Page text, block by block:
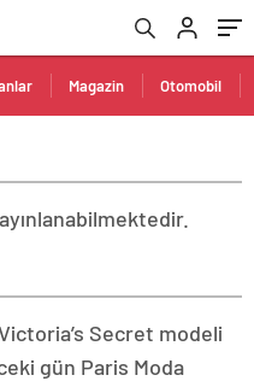
Magazin Otomobil
Secret modeli
gün Paris Moda